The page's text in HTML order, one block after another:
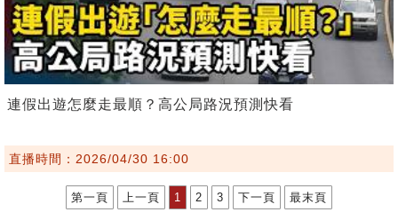
連假出遊怎麼走最順？高公局路況預測快看
直播時間：2026/04/30 16:00
第一頁 上一頁 1 2 3 下一頁 最末頁